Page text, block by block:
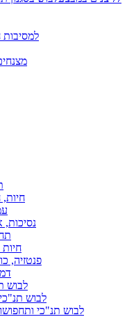
למסיבות
חיות,
נסיכות,
חיות
פנטזיה,
לבוש
לבוש
לבוש תנ"כי